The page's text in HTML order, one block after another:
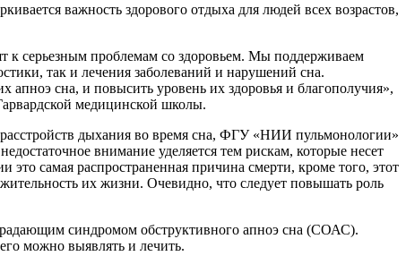
важность здорового отдыха для людей всех возрастов,
к серьезным проблемам со здоровьем. Мы поддерживаем
так и лечения заболеваний и нарушений сна.
сна, и повысить уровень их здоровья и благополучия»,
медицинской школы.
дыхания во время сна, ФГУ «НИИ пульмонологии»
внимание уделяется тем рискам, которые несет
самая распространенная причина смерти, кроме того, этот
их жизни. Очевидно, что следует повышать роль
синдромом обструктивного апноэ сна (СОАС).
можно выявлять и лечить.